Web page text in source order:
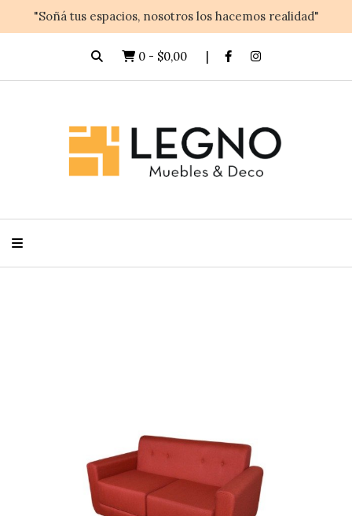
"Soñá tus espacios, nosotros los hacemos realidad"
0 - $0,00